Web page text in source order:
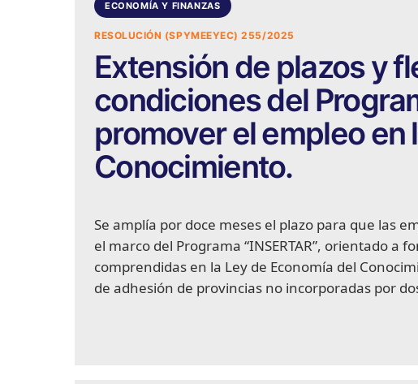
ECONOMÍA Y FINANZAS
RESOLUCIÓN (SPYMEEYEC) 255/2025
Extensión de plazos y
condiciones del
promover el empleo en
Conocimiento.
Se amplía por doce meses el plazo para que las
el marco del Programa “INSERTAR”, orientado
comprendidas en la Ley de Economía del
de adhesión de provincias no incorporadas por